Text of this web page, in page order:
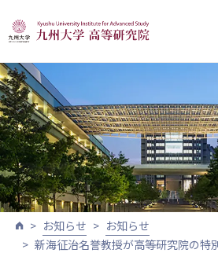
お知らせ
お知らせ
新海征治名誉教授が高等研究院の特